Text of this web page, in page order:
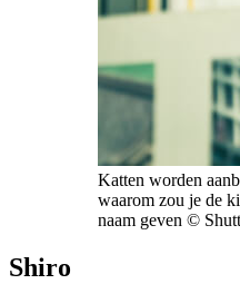
Katten worden
waarom zou je de
naam geven ©
Shiro